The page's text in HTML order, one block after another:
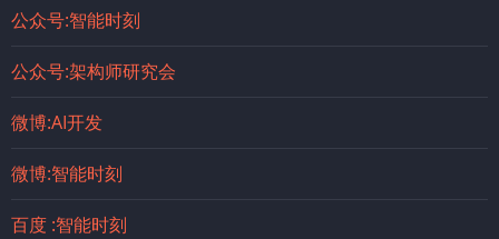
公众号:智能时刻
公众号:架构师研究会
微博:AI开发
微博:智能时刻
百度 :智能时刻